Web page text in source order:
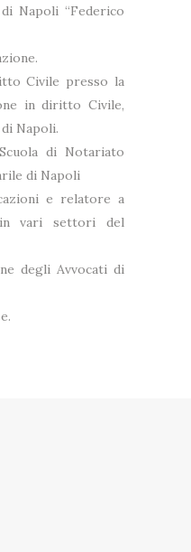
Napoli “Federico
Civile presso la
in diritto Civile,
Napoli.
di Notariato
di Napoli
e relatore a
vari settori del
degli Avvocati di